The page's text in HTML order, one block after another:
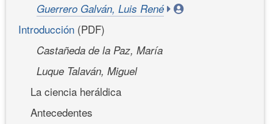
Guerrero Galván, Luis René
Introducción (PDF)
Castañeda de la Paz, María
Luque Talaván, Miguel
La ciencia heráldica
Antecedentes